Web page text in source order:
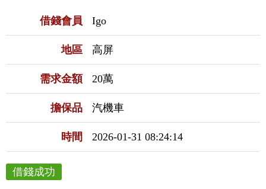
借錢會員 Igo
地區 高屏
需求金額 20萬
擔保品 汽機車
時間 2026-01-31 08:24:14
借錢成功